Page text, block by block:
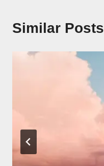
Similar Posts